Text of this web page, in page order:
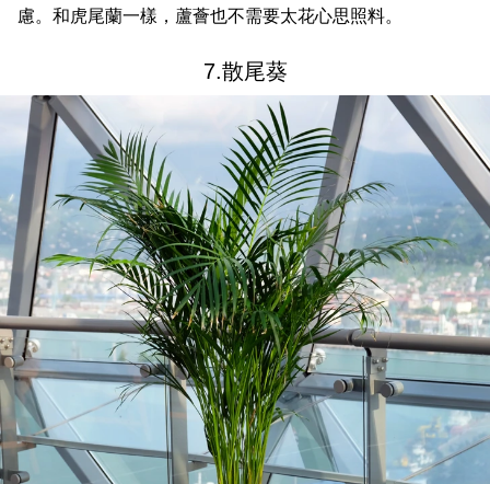
慮。和虎尾蘭一樣，蘆薈也不需要太花心思照料。
7.散尾葵